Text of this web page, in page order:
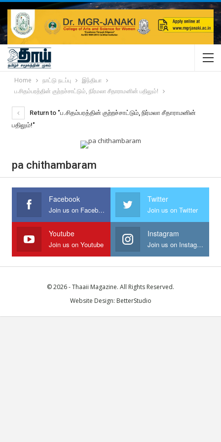
Home நாட்டு நடப்பு
இந்தியா
ப.சிதம்பரத்தின் குற்றச்சாட்டும், நிர்மலா சீதாராமனின் பதிலும்!
Return to "ப.சிதம்பரத்தின் குற்றச்சாட்டும், நிர்மலா சீதாராமனின்
பதிலும்!"
pa chithambaram
Facebook
Join us on Facebook
Twitter
Join us on Twitter
Youtube
Join us on Youtube
Instagram
Join us on Instagram
© 2026 - Thaaii Magazine. All Rights Reserved.
Website Design: BetterStudio